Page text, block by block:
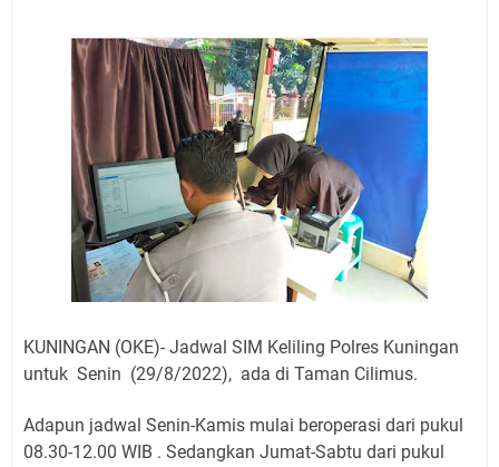
Sangat Seru
Warga Mulai Kesulitan Air Bersih Akibat Kekeringan,
Polres Kuningan dan PAM Tirta Kamuning Salurakan
12 Ribu Liter
Uniku Jadi Tuan Rumah Pendampingan Penyusunan
Dokumen SPMI
Sudahkah Kita Merdeka Dari Hawa Nafsu?
Info Sembako di Pasar Kepuh Kuningan Kamis 6
Agustus 2026, Daging Naik, Telur Turun
Ini Empat Lokasi Samsat Keliling Kuningan Jumat 7
KUNINGAN (OKE)- Jadwal SIM Keliling Polres Kuningan
untuk Senin (29/8/2022), ada di Taman Cilimus.
Adapun jadwal Senin-Kamis mulai beroperasi dari pukul
08.30-12.00 WIB . Sedangkan Jumat-Sabtu dari pukul